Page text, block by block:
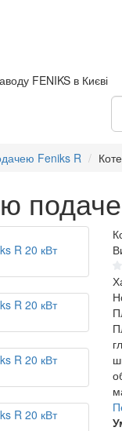
FENIKS в Києві
Feniks R